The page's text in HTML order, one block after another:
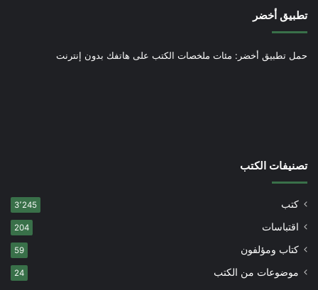
تطبيق أخضر
حمل تطبيق أخضر: مئات ملخصات الكتب على هاتفك بدون إنترنت
تصنيفات الكتب
كتب 3٬245
اقتباسات 204
كتاب ومؤلفون 59
موضوعات من الكتب 24